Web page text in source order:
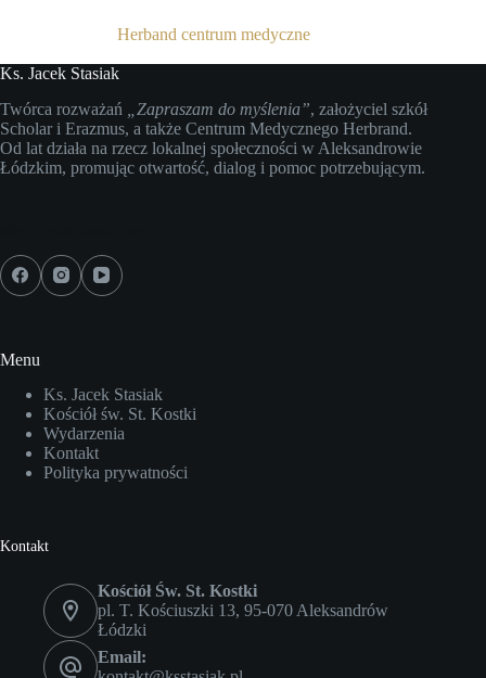
Herband centrum medyczne
Ks. Jacek Stasiak
Twórca rozważań
„Zapraszam do myślenia”, założyciel szkół
Scholar i Erazmus, a także Centrum Medycznego Herbrand.
Od lat działa na rzecz lokalnej społeczności w Aleksandrowie
Łódzkim, promując otwartość, dialog i pomoc potrzebującym.
Menu
Ks. Jacek Stasiak
Kościół św. St. Kostki
Wydarzenia
Kontakt
Polityka prywatności
Kontakt
Kościół Św. St. Kostki
pl. T. Kościuszki 13, 95-070 Aleksandrów
Łódzki
Email: